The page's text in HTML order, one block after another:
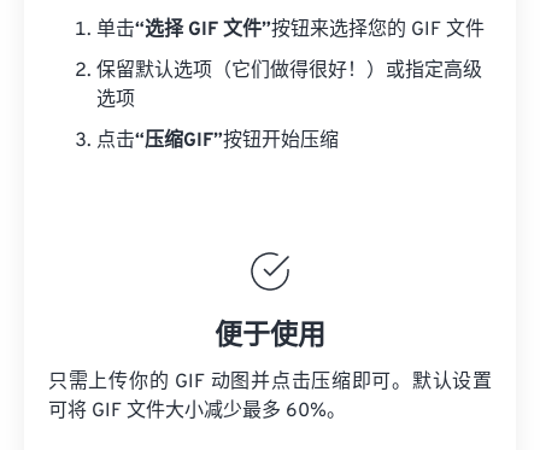
单击“选择 GIF 文件”按钮来选择您的 GIF 文件
保留默认选项（它们做得很好！）或指定高级
选项
点击“压缩GIF”按钮开始压缩
便于使用
只需上传你的 GIF 动图并点击压缩即可。默认设置
可将 GIF 文件大小减少最多 60%。